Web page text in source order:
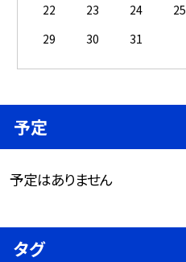
22
23 24 25
29
30 31
予定
予定はありません
タグ